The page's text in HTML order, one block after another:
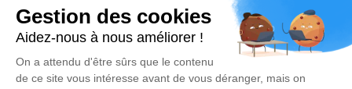
anecdote ou exprimer vos pensées à travers des
poèmes ou des textes. Cet endroit est un lieu
d'expression dédié à honorer la mémoire de Guy
LANFRAY.